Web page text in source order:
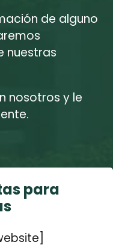
de alguno
nuestras
nosotros y le
para